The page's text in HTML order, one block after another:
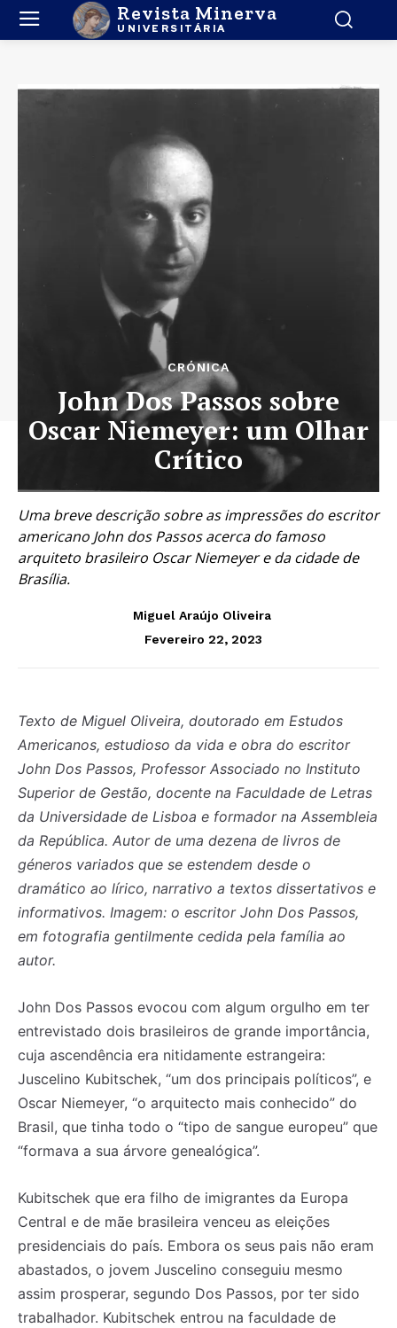
Revista Minerva
UNIVERSITÁRIA
CRÓNICA
John Dos Passos sobre
Oscar Niemeyer: um Olhar
Crítico
Uma breve descrição sobre as impressões do escritor
americano John dos Passos acerca do famoso
arquiteto brasileiro Oscar Niemeyer e da cidade de
Brasília.
Miguel Araújo Oliveira
Fevereiro 22, 2023
Texto de Miguel Oliveira, doutorado em Estudos
Americanos, estudioso da vida e obra do escritor
John Dos Passos, Professor Associado no Instituto
Superior de Gestão, docente na Faculdade de Letras
da Universidade de Lisboa e formador na Assembleia
da República. Autor de uma dezena de livros de
géneros variados que se estendem desde o
dramático ao lírico, narrativo a textos dissertativos e
informativos. Imagem: o escritor John Dos Passos,
em fotografia gentilmente cedida pela família ao
autor.
John Dos Passos evocou com algum orgulho em ter
entrevistado dois brasileiros de grande importância,
cuja ascendência era nitidamente estrangeira:
Juscelino Kubitschek, “um dos principais políticos”, e
Oscar Niemeyer, “o arquitecto mais conhecido” do
Brasil, que tinha todo o “tipo de sangue europeu” que
“formava a sua árvore genealógica”.
Kubitschek que era filho de imigrantes da Europa
Central e de mãe brasileira venceu as eleições
presidenciais do país. Embora os seus pais não eram
abastados, o jovem Juscelino conseguiu mesmo
assim prosperar, segundo Dos Passos, por ter sido
trabalhador. Kubitschek entrou na faculdade de